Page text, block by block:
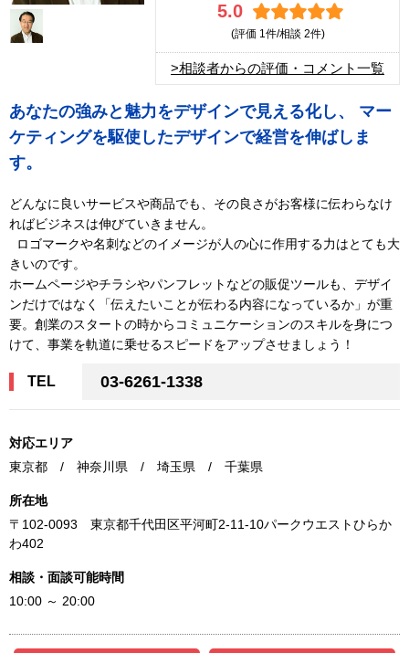
5.0
(評価 1件/相談 2件)
>相談者からの評価・コメント一覧
あなたの強みと魅力をデザインで見える化し、 マー
ケティングを駆使したデザインで経営を伸ばしま
す。
どんなに良いサービスや商品でも、その良さがお客様に伝わらなけ
ればビジネスは伸びていきません。
ロゴマークや名刺などのイメージが人の心に作用する力はとても大
きいのです。
ホームページやチラシやパンフレットなどの販促ツールも、デザイ
ンだけではなく「伝えたいことが伝わる内容になっているか」が重
要。創業のスタートの時からコミュニケーションのスキルを身につ
けて、事業を軌道に乗せるスピードをアップさせましょう！
TEL 03-6261-1338
対応エリア
東京都 / 神奈川県 / 埼玉県 / 千葉県
所在地
〒102-0093 東京都千代田区平河町2-11-10パークウエストひらか
わ402
相談・面談可能時間
10:00 ～ 20:00